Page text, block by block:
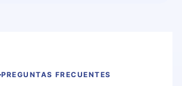
PREGUNTAS FRECUENTES